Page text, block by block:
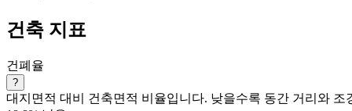
건축 지표
건폐율
?
대지면적 대비 건축면적 비율입니다. 낮을수록 동간 거리와 조